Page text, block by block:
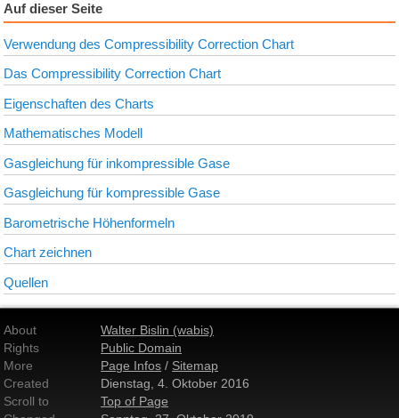
Auf dieser Seite
Verwendung des Compressibility Correction Chart
Das Compressibility Correction Chart
Eigenschaften des Charts
Mathematisches Modell
Gasgleichung für inkompressible Gase
Gasgleichung für kompressible Gase
Barometrische Höhenformeln
Chart zeichnen
Quellen
About
Walter Bislin (wabis)
Rights
Public Domain
More
Page Infos / Sitemap
Created
Dienstag, 4. Oktober 2016
Scroll to
Top of Page